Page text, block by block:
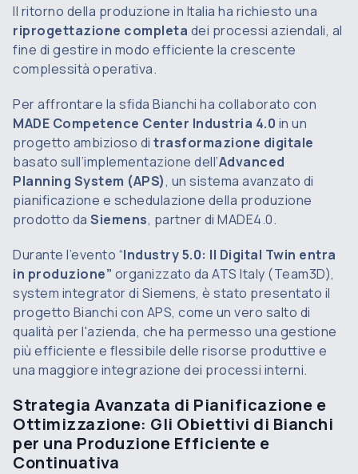
Il ritorno della produzione in Italia ha richiesto una
riprogettazione completa dei processi aziendali, al
fine di gestire in modo efficiente la crescente
complessità operativa.
Per affrontare la sfida Bianchi ha collaborato con
MADE Competence Center Industria 4.0 in un
progetto ambizioso di trasformazione digitale
basato sull’implementazione dell’Advanced
Planning System (APS), un sistema avanzato di
pianificazione e schedulazione della produzione
prodotto da Siemens, partner di MADE4.0.
Durante l’evento “Industry 5.0: Il Digital Twin entra
in produzione” organizzato da ATS Italy (Team3D),
system integrator di Siemens, è stato presentato il
progetto Bianchi con APS, come un vero salto di
qualità per l'azienda, che ha permesso una gestione
più efficiente e flessibile delle risorse produttive e
una maggiore integrazione dei processi interni.
Strategia Avanzata di Pianificazione e
Ottimizzazione: Gli Obiettivi di Bianchi
per una Produzione Efficiente e
Continuativa